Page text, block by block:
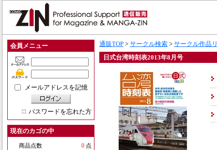
会員メニュー
メールアドレスを記憶
パスワードを忘れた方
現在のカゴの中
商品点数 0 点
通販TOP > サークル検索 > サークル作品
日式台湾時刻表2013年8月号